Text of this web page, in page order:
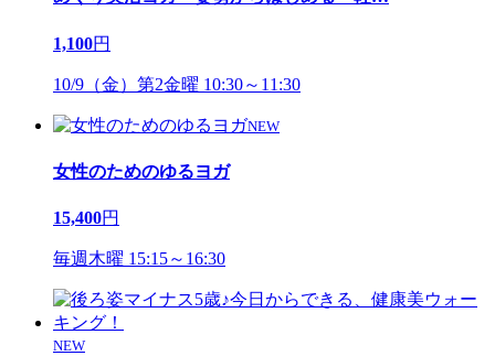
1,100円
10/9（金）第2金曜 10:30～11:30
NEW
女性のためのゆるヨガ
15,400円
毎週木曜 15:15～16:30
NEW